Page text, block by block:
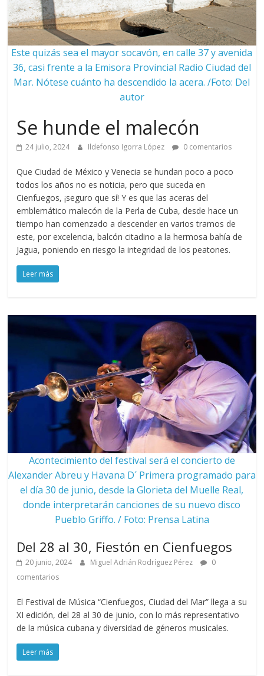
Este quizás sea el mayor socavón, en calle 37 y avenida
36, casi frente a la Emisora Provincial Radio Ciudad del
Mar. Nótese cuánto ha descendido la acera. /Foto: Del
autor
Se hunde el malecón
24 julio, 2024 Ildefonso Igorra López 0 comentarios
Que Ciudad de México y Venecia se hundan poco a poco
todos los años no es noticia, pero que suceda en
Cienfuegos, ¡seguro que sí! Y es que las aceras del
emblemático malecón de la Perla de Cuba, desde hace un
tiempo han comenzado a descender en varios tramos de
este, por excelencia, balcón citadino a la hermosa bahía de
Jagua, poniendo en riesgo la integridad de los peatones.
Leer más
Acontecimiento del festival será el concierto de
Alexander Abreu y Havana D´ Primera programado para
el día 30 de junio, desde la Glorieta del Muelle Real,
donde interpretarán canciones de su nuevo disco
Pueblo Griffo. / Foto: Prensa Latina
Del 28 al 30, Fiestón en Cienfuegos
20 junio, 2024 Miguel Adrián Rodríguez Pérez
0
comentarios
El Festival de Música “Cienfuegos, Ciudad del Mar” llega a su
XI edición, del 28 al 30 de junio, con lo más representativo
de la música cubana y diversidad de géneros musicales.
Leer más